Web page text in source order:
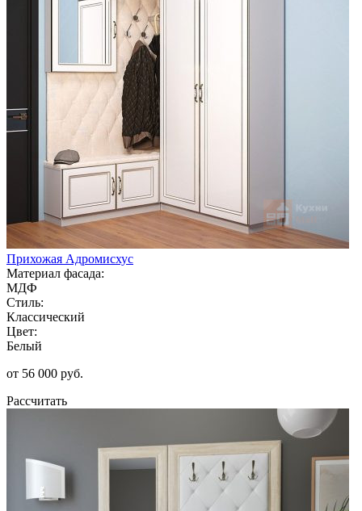
Прихожая Адромисхус
Материал фасада:
МДФ
Стиль:
Классический
Цвет:
Белый
от 56 000 руб.
Рассчитать